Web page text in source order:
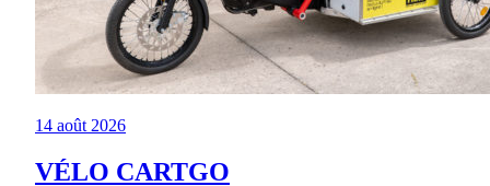
14 août 2026
VÉLO CARTGO